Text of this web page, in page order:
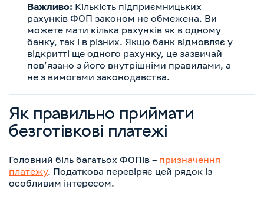
Важливо: Кількість підприємницьких
рахунків ФОП законом не обмежена. Ви
можете мати кілька рахунків як в одному
банку, так і в різних. Якщо банк відмовляє у
відкритті ще одного рахунку, це зазвичай
пов’язано з його внутрішніми правилами, а
не з вимогами законодавства.
Як правильно приймати
безготівкові платежі
Головний біль багатьох ФОПів – призначення
платежу. Податкова перевіряє цей рядок із
особливим інтересом.